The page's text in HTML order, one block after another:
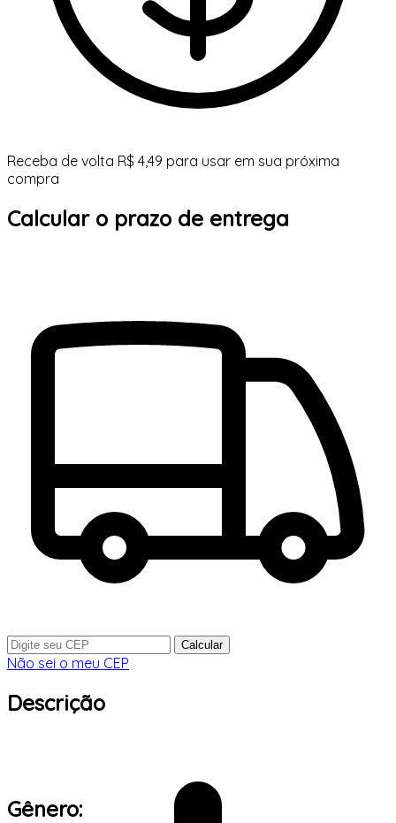
Receba de volta R$ 4,49 para usar em sua próxima
compra
Calcular o prazo de entrega
Calcular
Não sei o meu CEP
Descrição
Gênero: